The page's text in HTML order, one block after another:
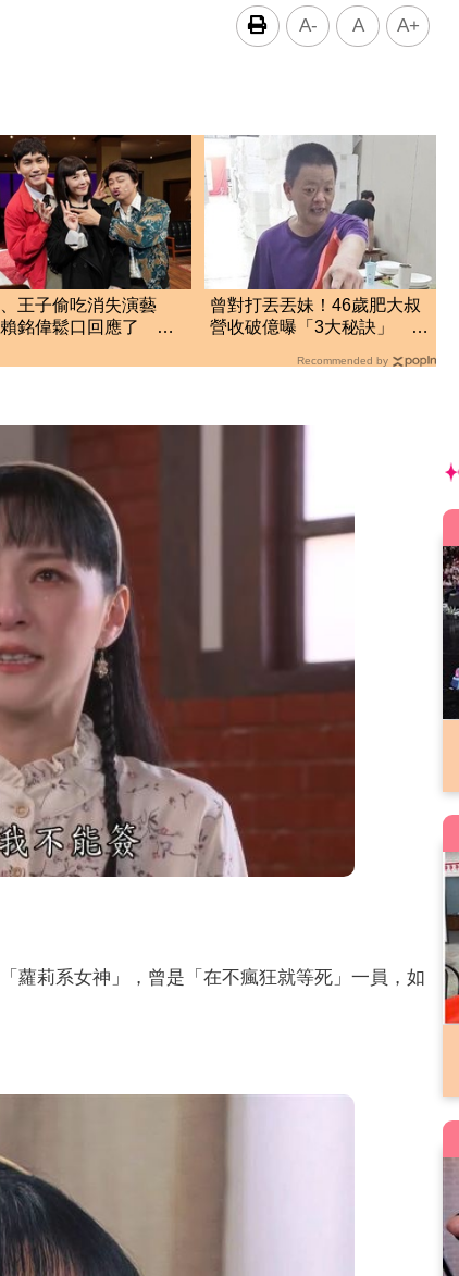
A- A A+
王子偷吃消失演藝
賴銘偉鬆口回應了 兩
曾對打丟丟妹！46歲肥大叔
營收破億曝「3大秘訣」 暴
Recommended by
蘿莉系女神」，曾是「在不瘋狂就等死」一員，如